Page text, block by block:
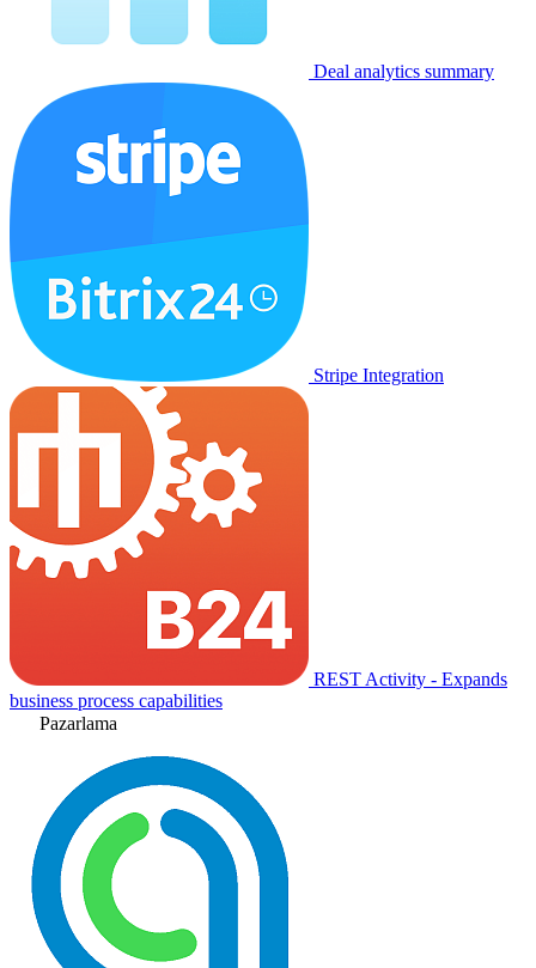
Deal analytics summary
Stripe Integration
REST Activity - Expands
business process capabilities
Pazarlama